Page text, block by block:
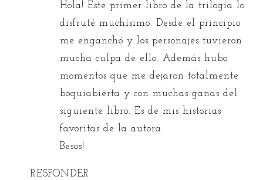
Hola! Este primer libro de la trilogía lo
disfruté muchísimo. Desde el principio
me enganchó y los personajes tuvieron
mucha culpa de ello. Además hubo
momentos que me dejaron totalmente
boquiabierta y con muchas ganas del
siguiente libro. Es de mis historias
favoritas de la autora.
Besos!
RESPONDER